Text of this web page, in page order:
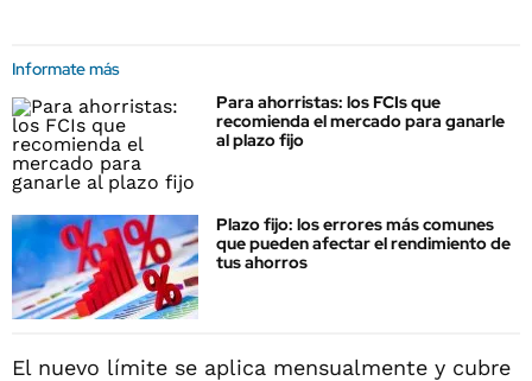
Informate más
Para ahorristas: los FCIs que
recomienda el mercado para ganarle
al plazo fijo
Plazo fijo: los errores más comunes
que pueden afectar el rendimiento de
tus ahorros
El nuevo límite se aplica mensualmente y cubre